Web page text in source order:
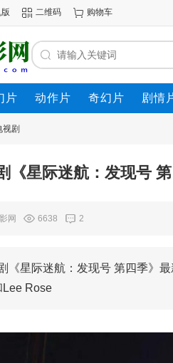
二维码 购物车
片 动作片 奇幻片 剧情
视剧
《星际迷航：发现号
网 6638 2
《星际迷航：发现号 第四季》
Rose